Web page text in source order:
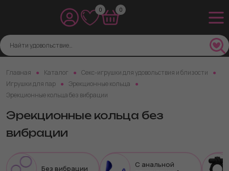
0 0
Главная Каталог
Секс-игрушки для удовольствия и близости
Игрушки для пар
Эрекционные кольца
Эрекционные кольца без вибрации
Эрекционные кольца без
вибрации
Без вибрации
С анальной